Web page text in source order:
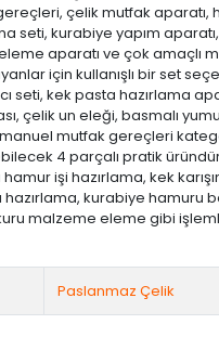
çelik mutfak aparatı,
seti, kurabiye yapım
eleme aparatı ve çok amaçlı
için kullanışlı bir set
seti, kek pasta hazırlama
çelik un eleği, basmalı
mutfak gereçleri
4 parçalı pratik
işi hazırlama, kek
hazırlama, kurabiye hamuru
malzeme eleme gibi
Paslanmaz Çelik